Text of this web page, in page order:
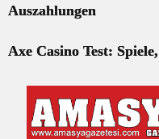
Auszahlungen
Axe Casino Test: